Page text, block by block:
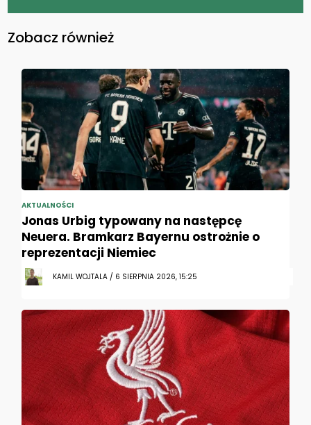
Zobacz również
AKTUALNOŚCI
Jonas Urbig typowany na następcę
Neuera. Bramkarz Bayernu ostrożnie o
reprezentacji Niemiec
KAMIL WOJTALA / 6 SIERPNIA 2026, 15:25